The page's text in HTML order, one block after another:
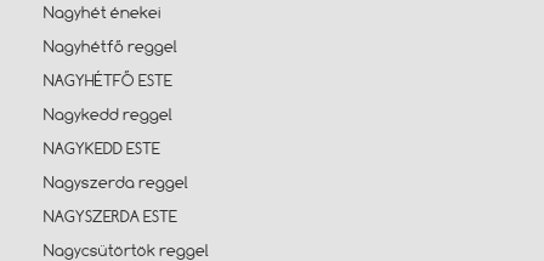
Nagyhét énekei
Nagyhétfő reggel
NAGYHÉTFŐ ESTE
Nagykedd reggel
NAGYKEDD ESTE
Nagyszerda reggel
NAGYSZERDA ESTE
Nagycsütörtök reggel